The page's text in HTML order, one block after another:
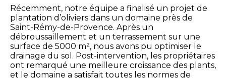
Récemment, notre équipe a finalisé un projet de
plantation d’oliviers dans un domaine près de
Saint-Rémy-de-Provence. Après un
débroussaillement et un terrassement sur une
surface de 5000 m², nous avons pu optimiser le
drainage du sol. Post-intervention, les propriétaires
ont remarqué une meilleure croissance des plants,
et le domaine a satisfait toutes les normes de